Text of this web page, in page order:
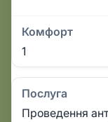
Комфорт
1
Послуга
Проведення